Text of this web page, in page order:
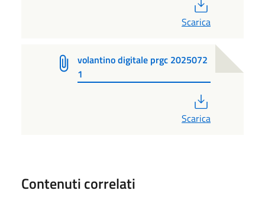
Scarica
volantino digitale prgc 2025072
1
Scarica
Contenuti correlati